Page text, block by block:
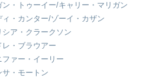
ン・トゥーイー/キャリー・マリガン
ィ・カンター/ゾーイ・カザン
シア・クラークソン
レ・ブラウアー
ファー・イーリー
サ・モートン